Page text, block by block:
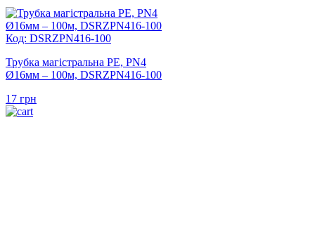
Код: DSRZPN416-100
Трубка магістральна PE, PN4
Ø16мм – 100м, DSRZPN416-100
17 грн